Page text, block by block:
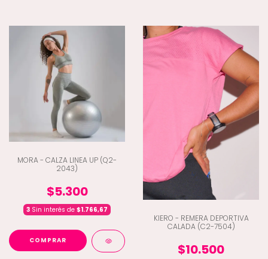
MORA - CALZA LINEA UP (Q2-
2043)
$5.300
3 Sin interés de $1.766,67
COMPRAR
KIERO - REMERA DEPORTIVA
CALADA (C2-7504)
$10.500